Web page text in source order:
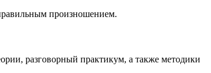
произношением.
разговорный практикум, а также методики